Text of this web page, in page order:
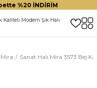
%20 İNDİRİM
Mira Sanat Halı Mira 3573 Bej